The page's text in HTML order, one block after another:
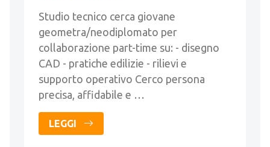
Studio tecnico cerca giovane
geometra/neodiplomato per
collaborazione part-time su: - disegno
CAD - pratiche edilizie - rilievi e
supporto operativo Cerco persona
precisa, affidabile e …
LEGGI